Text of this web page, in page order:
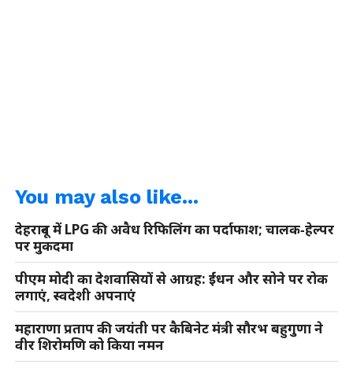
You may also like...
देहरादून में LPG की अवैध रिफिलिंग का पर्दाफाश; चालक‑हेल्पर
पर मुकदमा
पीएम मोदी का देशवासियों से आग्रह: ईंधन और सोने पर रोक
लगाएं, स्वदेशी अपनाएं
महाराणा प्रताप की जयंती पर कैबिनेट मंत्री सौरभ बहुगुणा ने
वीर शिरोमणि को किया नमन